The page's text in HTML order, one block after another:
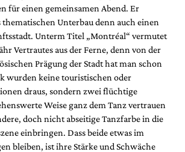
für einen gemeinsamen Abend. Er
Unterbau denn auch einen
Unterm Titel „Montréal“ vermutet
Vertrautes aus der Ferne, denn von der
Prägung der Stadt hat man schon
wurden keine touristischen oder
draus, sondern zwei flüchtige
Weise ganz dem Tanz vertrauen
doch nicht abseitige Tanzfarbe in die
einbringen. Dass beide etwas im
bleiben, ist ihre Stärke und Schwäche